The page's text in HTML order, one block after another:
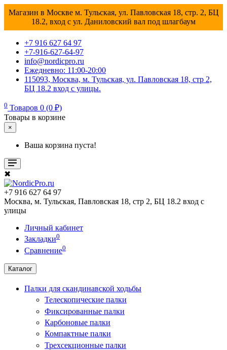
Магазин в Москве м. Тульская, ул. Павловская 18, стр. 2, БЦ
18.2, вход с ул. Даниловский вал под шлагбаум
+7 916 627 64 97
+7-916-627-64-97
info@nordicpro.ru
Ежедневно: 11:00-20:00
115093, Москва, м. Тульская, ул. Павловская 18, стр 2,
БЦ 18.2 вход с улицы.
0 Товаров 0 (0 ₽)
Товары в корзине
×
Ваша корзина пуста!
✖
+7 916 627 64 97
Москва, м. Тульская, Павловская 18, стр 2, БЦ 18.2 вход с
улицы
Личный кабинет
Закладки0
Сравнение0
Каталог
Палки для скандинавской ходьбы
Телескопические палки
Фиксированные палки
Карбоновые палки
Компактные палки
Трехсекционные палки